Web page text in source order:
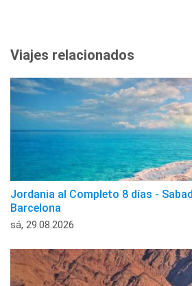
Viajes relacionados
Jordania al Completo 8 días -
Barcelona
sá, 29.08.2026